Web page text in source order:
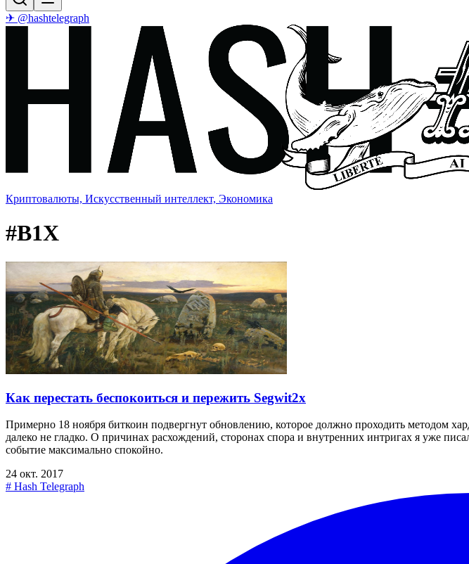
✈ @hashtelegraph
Криптовалюты, Искусственный интеллект, Экономика
#B1X
Как перестать беспокоиться и пережить Segwit2x
Примерно 18 ноября биткоин подвергнут обновлению, которое должно проходить методом
далеко не гладко. О причинах расхождений, сторонах спора и внутренних интригах я уже
событие максимально спокойно.
24 окт. 2017
# Hash Telegraph